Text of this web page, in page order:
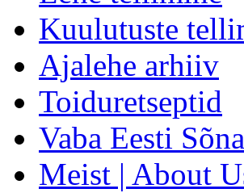
Kuulutuste
Ajalehe arhiiv
Toiduretseptid
Vaba Eesti
Meist | About